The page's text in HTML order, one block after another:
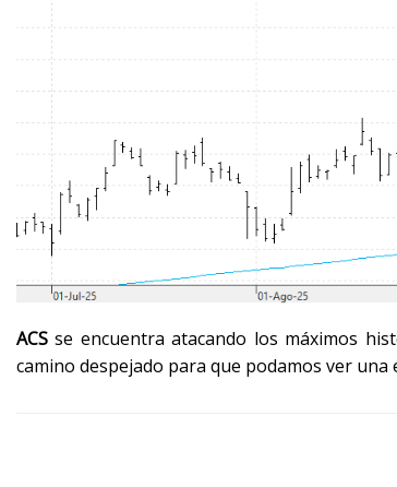
ACS se encuentra atacando los máximos
camino despejado para que podamos ver una